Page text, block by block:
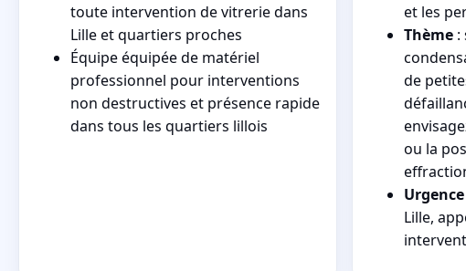
toute intervention de vitrerie dans
Lille et quartiers proches
Équipe équipée de matériel
professionnel pour interventions
non destructives et présence rapide
dans tous les quartiers lillois
et les
Thème :
de
ou la
Urgence
Lille,